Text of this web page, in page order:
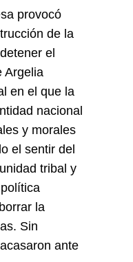
provocó
de la
el
Argelia
en el que la
nacional
y morales
el sentir del
tribal y
la
Sin
ante